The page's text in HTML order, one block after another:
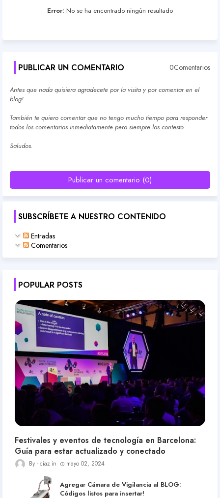
Error: No se ha encontrado ningún resultado
PUBLICAR UN COMENTARIO 0Comentarios
Antes que nada quisiera agradecete por la visita y por comentar en el
blog!
También te quiero comentar que no tengo mucho tiempo para responder
todos los comentarios inmediatamente pero siempre los contesto.
Saludos.
Publicar un comentario (0)
SUBSCRÍBETE A NUESTRO CONTENIDO
Entradas
Comentarios
POPULAR POSTS
Festivales y eventos de tecnología en Barcelona:
Guía para estar actualizado y conectado
ciaz mayo 02, 2024
Agregar Cámara de Vigilancia al BLOG:
Códigos listos para insertar!